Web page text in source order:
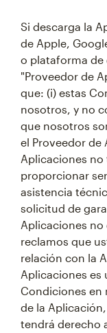
Si descarga la
de Apple,
o plataforma de
"Proveedor de
que: (i) estas
nosotros, y no
que nosotros
el Proveedor de
Aplicaciones
proporcionar
asistencia
solicitud de
Aplicaciones no
reclamos que
relación con la
Aplicaciones es
Condiciones en
de la
tendrá derecho